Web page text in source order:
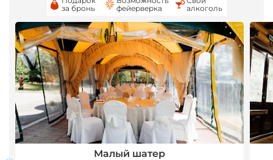
за бронь
фейерверка
алкоголь
Малый шатер